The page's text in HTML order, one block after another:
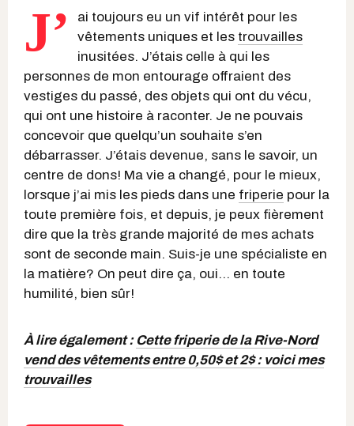
J’
ai toujours eu un vif intérêt pour les
vêtements uniques et les trouvailles
inusitées. J’étais celle à qui les
personnes de mon entourage offraient des
vestiges du passé, des objets qui ont du vécu,
qui ont une histoire à raconter. Je ne pouvais
concevoir que quelqu’un souhaite s’en
débarrasser. J’étais devenue, sans le savoir, un
centre de dons! Ma vie a changé, pour le mieux,
lorsque j’ai mis les pieds dans une friperie pour la
toute première fois, et depuis, je peux fièrement
dire que la très grande majorité de mes achats
sont de seconde main. Suis-je une spécialiste en
la matière? On peut dire ça, oui... en toute
humilité, bien sûr!
À lire également : Cette friperie de la Rive-Nord
vend des vêtements entre 0,50$ et 2$ : voici mes
trouvailles